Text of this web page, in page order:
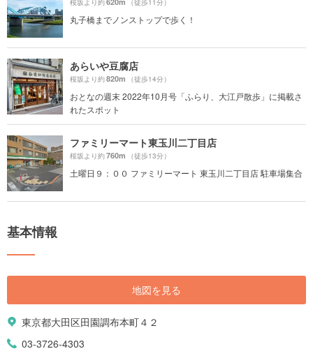
桜坂より約 （徒歩11分）
丸子橋までノンストップで歩く！
あらいや豆腐店
桜坂より約820m （徒歩14分）
おとなの週末 2022年10月号「ふらり、大江戸散歩」に掲載さ
れたスポット
ファミリーマート東玉川二丁目店
桜坂より約760m （徒歩13分）
土曜日９：００ ファミリーマート 東玉川二丁目店 駐車場集合
基本情報
地図を見る
東京都大田区田園調布本町４２
03-3726-4303